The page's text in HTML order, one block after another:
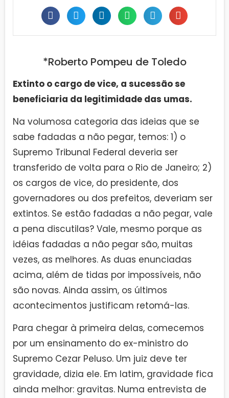
*Roberto Pompeu de Toledo
Extinto o cargo de vice, a sucessão se
beneficiaria da legitimidade das umas.
Na volumosa categoria das ideias que se
sabe fadadas a não pegar, temos: 1) o
Supremo Tribunal Federal deveria ser
transferido de volta para o Rio de Janeiro; 2)
os cargos de vice, do presidente, dos
governadores ou dos prefeitos, deveriam ser
extintos. Se estão fadadas a não pegar, vale
a pena discutiIas? Vale, mesmo porque as
idéias fadadas a não pegar são, muitas
vezes, as melhores. As duas enunciadas
acima, além de tidas por impossíveis, não
são novas. Ainda assim, os últimos
acontecimentos justificam retomá-las.
Para chegar à primeira delas, comecemos
por um ensinamento do ex-ministro do
Supremo Cezar Peluso. Um juiz deve ter
gravidade, dizia ele. Em latim, gravidade fica
ainda melhor: gravitas. Numa entrevista de